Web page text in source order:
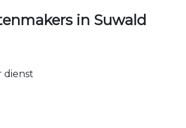
in Suwald
dienst